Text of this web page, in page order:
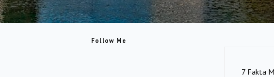
7 Fakta
Follow Me